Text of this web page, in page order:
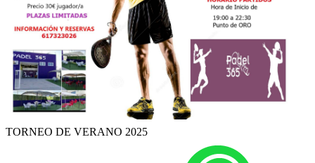
TORNEO DE VERANO 2025